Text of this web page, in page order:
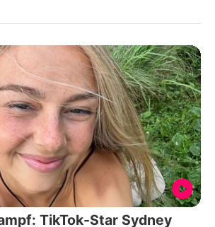
TikTok-Star Sydney